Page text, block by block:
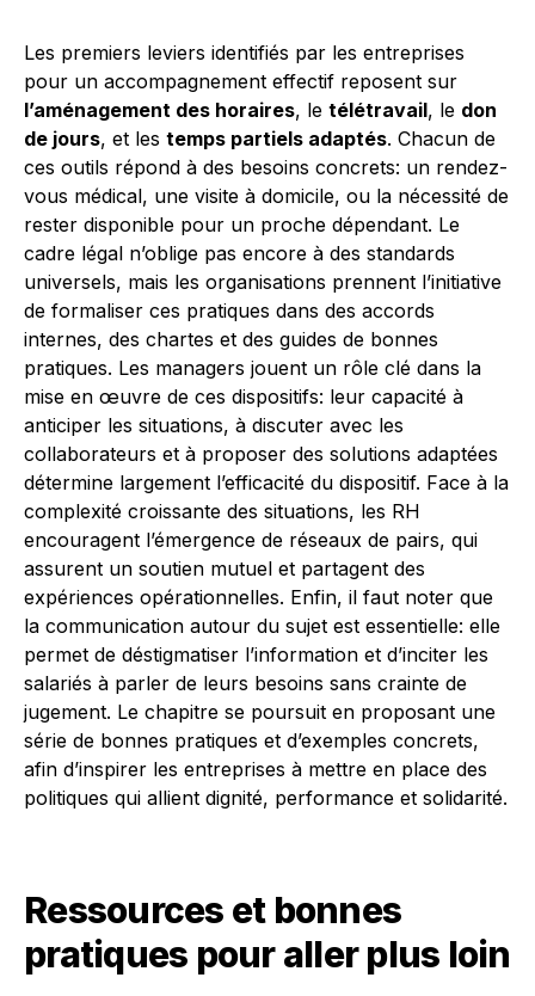
Les premiers leviers identifiés par les entreprises
pour un accompagnement effectif reposent sur
l’aménagement des horaires, le télétravail, le don
de jours, et les temps partiels adaptés. Chacun de
ces outils répond à des besoins concrets: un rendez-
vous médical, une visite à domicile, ou la nécessité de
rester disponible pour un proche dépendant. Le
cadre légal n’oblige pas encore à des standards
universels, mais les organisations prennent l’initiative
de formaliser ces pratiques dans des accords
internes, des chartes et des guides de bonnes
pratiques. Les managers jouent un rôle clé dans la
mise en œuvre de ces dispositifs: leur capacité à
anticiper les situations, à discuter avec les
collaborateurs et à proposer des solutions adaptées
détermine largement l’efficacité du dispositif. Face à la
complexité croissante des situations, les RH
encouragent l’émergence de réseaux de pairs, qui
assurent un soutien mutuel et partagent des
expériences opérationnelles. Enfin, il faut noter que
la communication autour du sujet est essentielle: elle
permet de déstigmatiser l’information et d’inciter les
salariés à parler de leurs besoins sans crainte de
jugement. Le chapitre se poursuit en proposant une
série de bonnes pratiques et d’exemples concrets,
afin d’inspirer les entreprises à mettre en place des
politiques qui allient dignité, performance et solidarité.
Ressources et bonnes
pratiques pour aller plus loin